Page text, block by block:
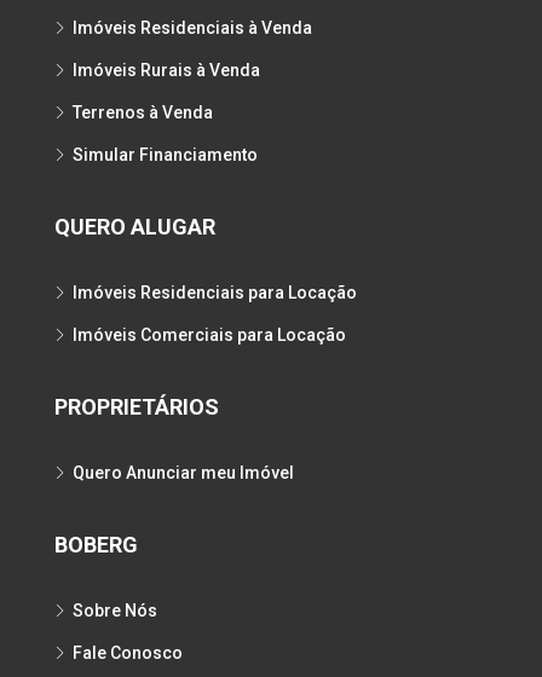
Imóveis Residenciais à Venda
Imóveis Rurais à Venda
Terrenos à Venda
Simular Financiamento
QUERO ALUGAR
Imóveis Residenciais para Locação
Imóveis Comerciais para Locação
PROPRIETÁRIOS
Quero Anunciar meu Imóvel
BOBERG
Sobre Nós
Fale Conosco